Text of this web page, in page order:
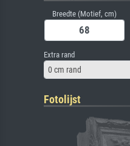
Breedte (Motief, cm)
Extra rand
0 cm rand
Fotolijst